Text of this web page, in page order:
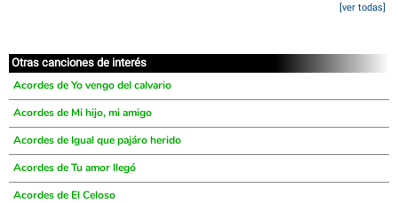
[ver todas]
Otras canciones de interés
Acordes de Yo vengo del calvario
Acordes de Mi hijo, mi amigo
Acordes de Igual que pajáro herido
Acordes de Tu amor llegó
Acordes de El Celoso